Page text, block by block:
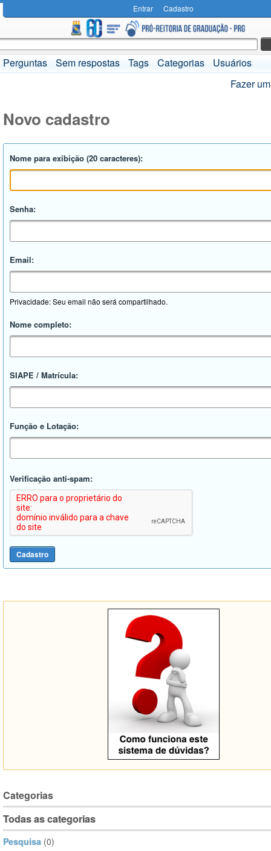
Entrar Cadastro
Perguntas Sem respostas Tags Categorias
Usuários
Fazer
Novo cadastro
Nome para exibição (20 caracteres):
Senha:
Email:
Privacidade: Seu email não será compartilhado.
Nome completo:
SIAPE / Matrícula:
Função e Lotação:
Verificação anti-spam:
Categorias
Todas as categorias
Pesquisa (0)